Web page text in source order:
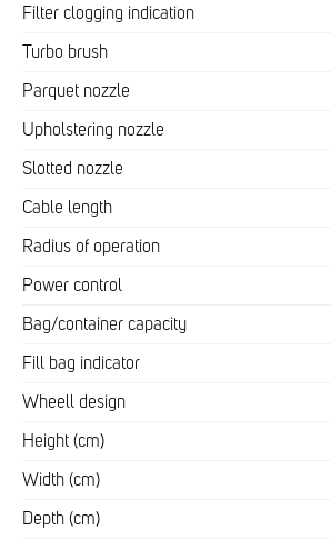
Filter clogging indication
Turbo brush
Parquet nozzle
Upholstering nozzle
Slotted nozzle
Cable length
Radius of operation
Power control
Bag/container capacity
Fill bag indicator
Wheell design
Height (cm)
Width (cm)
Depth (cm)